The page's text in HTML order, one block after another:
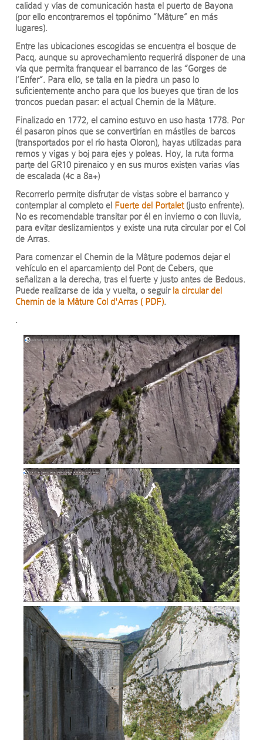
calidad y vías de comunicación hasta el puerto de Bayona
(por ello encontraremos el topónimo “Mâture” en más
lugares).
Entre las ubicaciones escogidas se encuentra el bosque de
Pacq, aunque su aprovechamiento requerirá disponer de una
vía que permita franquear el barranco de las “Gorges de
l’Enfer”. Para ello, se talla en la piedra un paso lo
suficientemente ancho para que los bueyes que tiran de los
troncos puedan pasar: el actual Chemin de la Mâture.
Finalizado en 1772, el camino estuvo en uso hasta 1778. Por
él pasaron pinos que se convertirían en mástiles de barcos
(transportados por el río hasta Oloron), hayas utilizadas para
remos y vigas y boj para ejes y poleas. Hoy, la ruta forma
parte del GR10 pirenaico y en sus muros existen varias vías
de escalada (4c a 8a+)
Recorrerlo permite disfrutar de vistas sobre el barranco y
contemplar al completo el Fuerte del Portalet (justo enfrente).
No es recomendable transitar por él en invierno o con lluvia,
para evitar deslizamientos y existe una ruta circular por el Col
de Arras.
Para comenzar el Chemin de la Mâture podemos dejar el
vehículo en el aparcamiento del Pont de Cebers, que
señalizan a la derecha, tras el fuerte y justo antes de Bedous.
Puede realizarse de ida y vuelta, o seguir la circular del
Chemin de la Mâture Col d'Arras ( PDF).
.